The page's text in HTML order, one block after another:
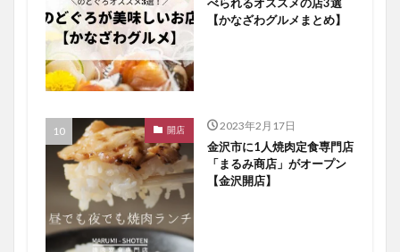
【かなざわグルメまとめ】
開店 2023年2月17日
金沢市に1人焼肉定食専門店
「まるみ商店」がオープン
【金沢開店】